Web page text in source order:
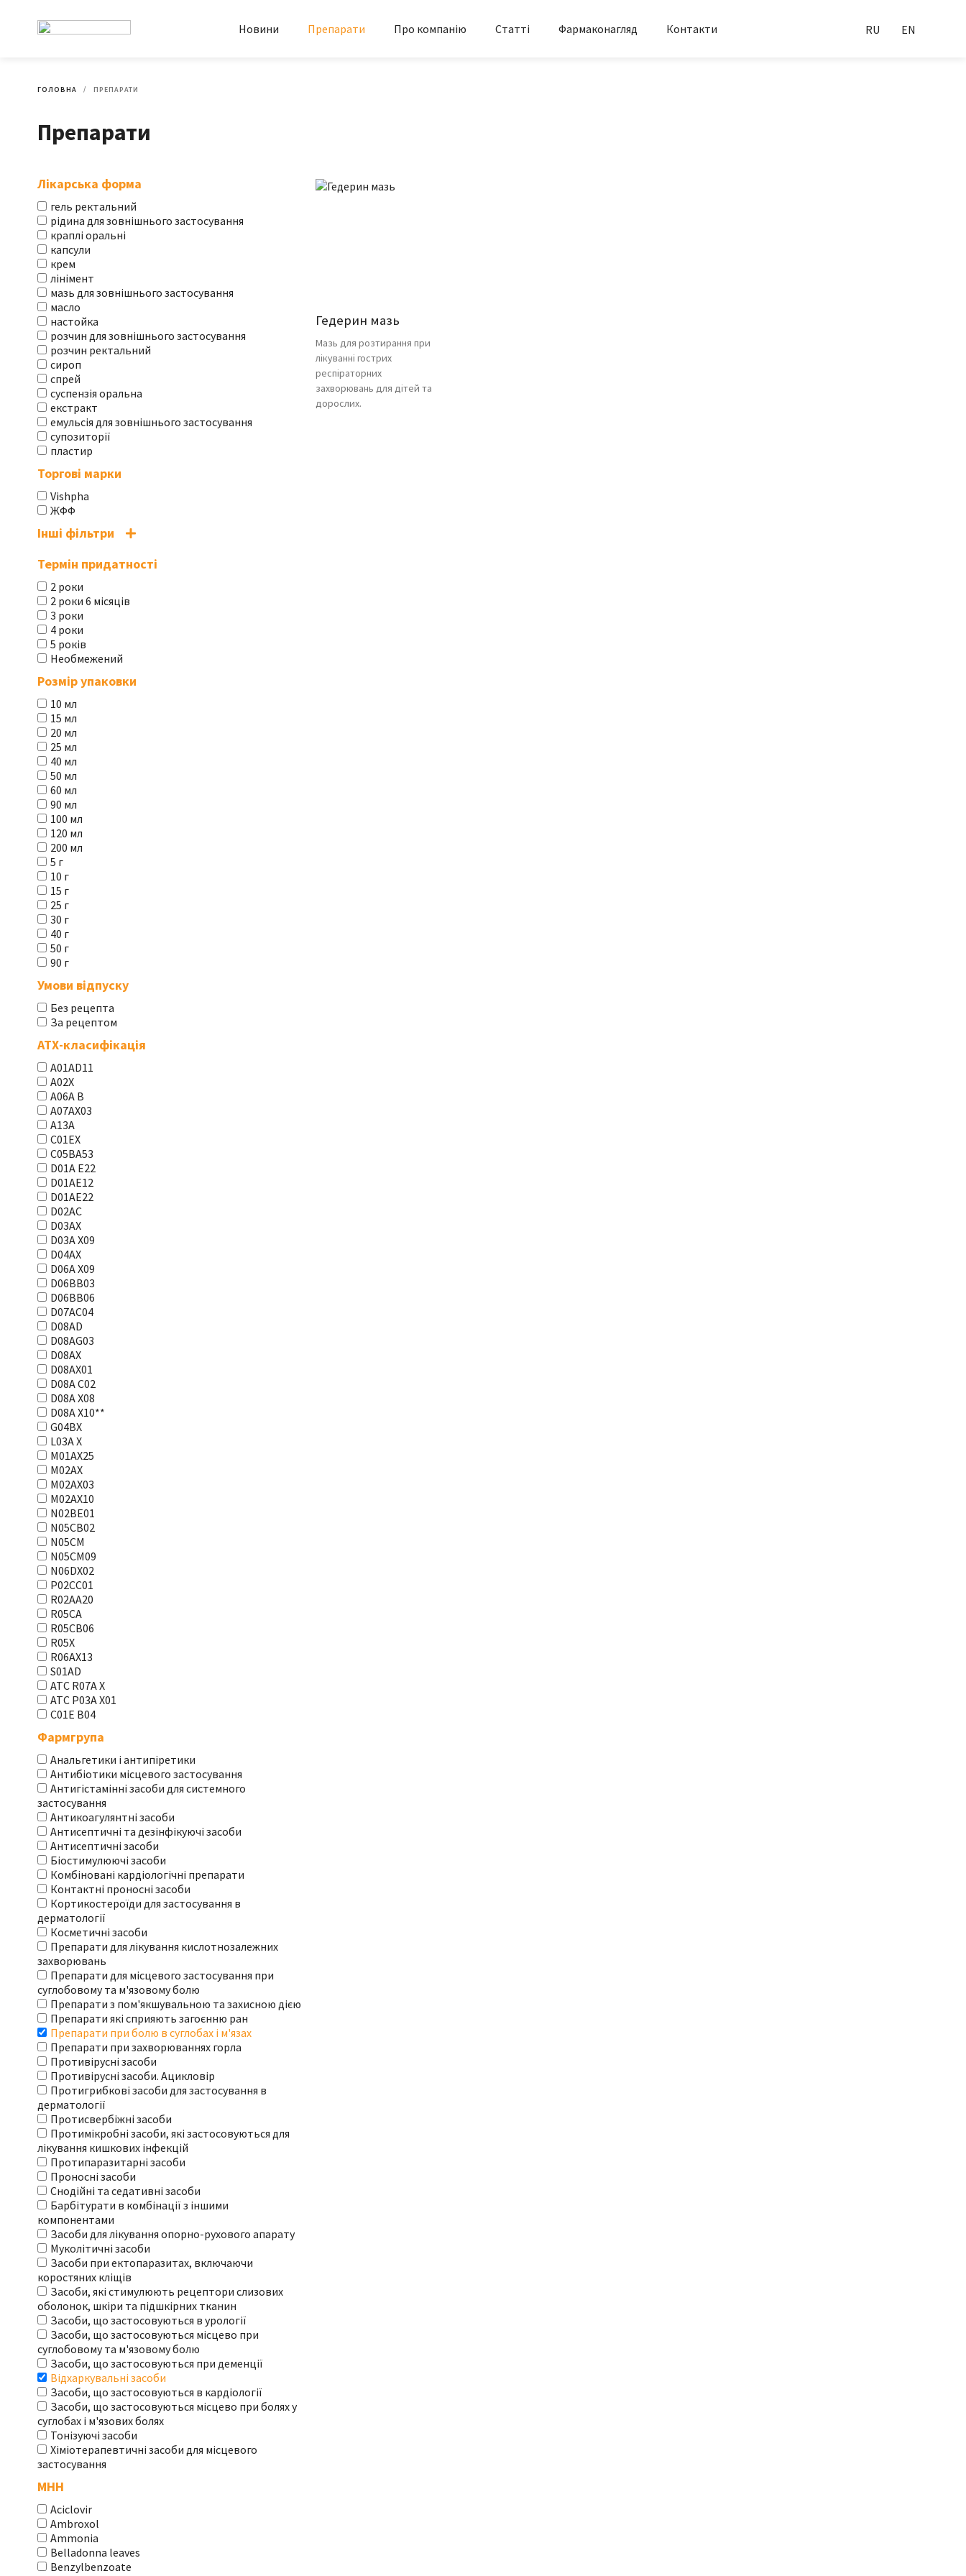
Новини Препарати Про компанію Статті Фармаконагляд Контакти RU EN
ГОЛОВНА ПРЕПАРАТИ
Препарати
Лікарська форма
гель ректальний
рідина для зовнішнього застосування
краплі оральні
капсули
крем
лінімент
мазь для зовнішнього застосування
масло
настойка
розчин для зовнішнього застосування
розчин ректальний
сироп
спрей
суспензія оральна
екстракт
емульсія для зовнішнього застосування
супозиторії
пластир
Торгові марки
Vishpha
ЖФФ
Інші фільтри
Термін придатності
2 роки
2 роки 6 місяців
3 роки
4 роки
5 років
Необмежений
Розмір упаковки
10 мл
15 мл
20 мл
25 мл
40 мл
50 мл
60 мл
90 мл
100 мл
120 мл
200 мл
5 г
10 г
15 г
25 г
30 г
40 г
50 г
90 г
Умови відпуску
Без рецепта
За рецептом
АТХ-класифікація
A01AD11
A02X
A06A В
A07AX03
A13A
C01EX
C05BA53
D01A E22
D01AE12
D01AE22
D02AC
D03AX
D03A X09
D04AX
D06A X09
D06BB03
D06BB06
D07AC04
D08AD
D08AG03
D08AX
D08AX01
D08А С02
D08А Х08
D08А Х10**
G04BX
L03А Х
M01AX25
M02AX
M02AX03
M02AX10
N02BE01
N05CB02
N05CM
N05CM09
N06DX02
P02CC01
R02AA20
R05CA
R05CB06
R05X
R06AX13
S01AD
АТС R07A X
АТС Р03А Х01
С01Е В04
Фармгрупа
Анальгетики і антипіретики
Антибіотики місцевого застосування
Антигістамінні засоби для системного
застосування
Антикоагулянтні засоби
Антисептичні та дезінфікуючі засоби
Антисептичні засоби
Біостимулюючі засоби
Комбіновані кардіологічні препарати
Контактні проносні засоби
Кортикостероїди для застосування в
дерматології
Косметичні засоби
Препарати для лікування кислотнозалежних
захворювань
Препарати для місцевого застосування при
суглобовому та м'язовому болю
Препарати з пом'якшувальною та захисною дією
Препарати які сприяють загоєнню ран
Препарати при болю в суглобах і м'язах
Препарати при захворюваннях горла
Противірусні засоби
Противірусні засоби. Ацикловір
Протигрибкові засоби для застосування в
дерматології
Протисвербіжні засоби
Протимікробні засоби, які застосовуються для
лікування кишкових інфекцій
Протипаразитарні засоби
Проносні засоби
Снодійні та седативні засоби
Барбітурати в комбінації з іншими
компонентами
Засоби для лікування опорно-рухового апарату
Муколітичні засоби
Засоби при ектопаразитах, включаючи
коростяних кліщів
Засоби, які стимулюють рецептори слизових
оболонок, шкіри та підшкірних тканин
Засоби, що застосовуються в урології
Засоби, що застосовуються місцево при
суглобовому та м'язовому болю
Засоби, що застосовуються при деменції
Відхаркувальні засоби
Засоби, що застосовуються в кардіології
Засоби, що застосовуються місцево при болях у
суглобах і м'язових болях
Тонізуючі засоби
Хіміотерапевтичні засоби для місцевого
застосування
МНН
Aciclovir
Ambroxol
Ammonia
Belladonna leaves
Benzylbenzoate
Гедерин мазь
Мазь для розтирання при
лікуванні гострих
респіраторних
захворювань для дітей та
дорослих.